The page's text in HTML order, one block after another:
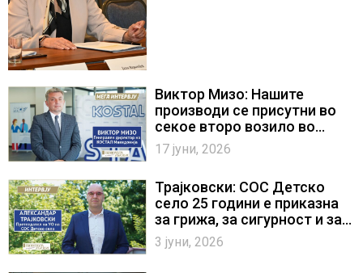
Виктор Мизо: Нашите
производи се присутни во
секое второ возило во
светот
17 јуни, 2026
Трајковски: СОС Детско
село 25 години е приказна
за грижа, за сигурност и за
нови почетоци
3 јуни, 2026